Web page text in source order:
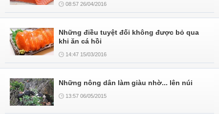
08:57 26/04/2016
Những điều tuyệt đối không được bỏ qua
khi ăn cá hồi
14:47 15/03/2016
Những nông dân làm giàu nhờ... lên núi
13:57 06/05/2015